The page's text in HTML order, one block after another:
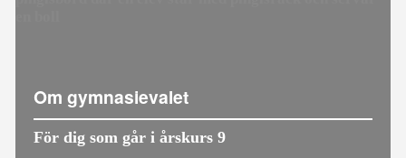
Om gymnasievalet
För dig som går i årskurs 9